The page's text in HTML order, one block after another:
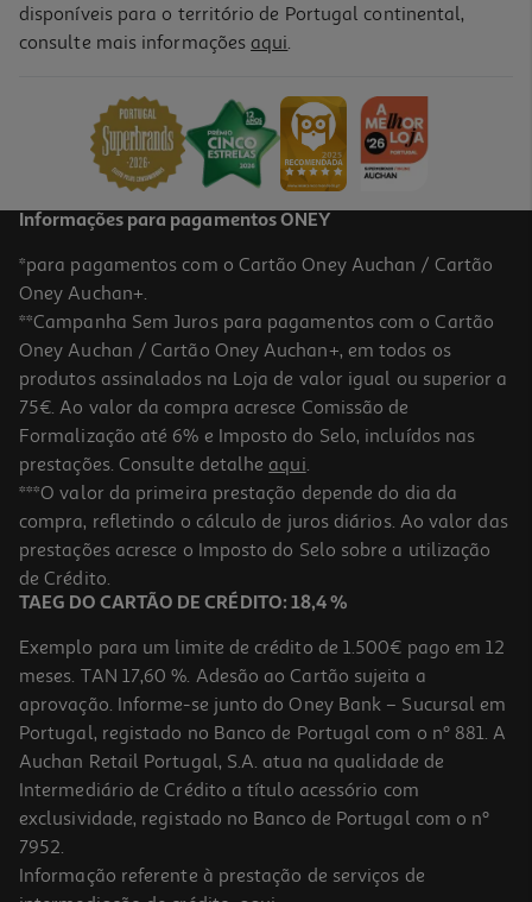
3.4
Máquina De Lavar Loiça Samsung Dw60m6040fs/ec Look Inox 13
479,99 €
4.4
Máquina De Lavar Loiça Whirlpool W7f Hs51 X Inox 15 Conjuntos
Classe B
729.99 €/un
729,99 €
disponíveis para o território de Portugal continental,
consulte mais informações aqui.
Informações para pagamentos ONEY
*para pagamentos com o Cartão Oney Auchan / Cartão
Oney Auchan+.
**Campanha Sem Juros para pagamentos com o Cartão
Oney Auchan / Cartão Oney Auchan+, em todos os
produtos assinalados na Loja de valor igual ou superior a
75€. Ao valor da compra acresce Comissão de
Formalização até 6% e Imposto do Selo, incluídos nas
prestações. Consulte detalhe aqui.
***O valor da primeira prestação depende do dia da
compra, refletindo o cálculo de juros diários. Ao valor das
prestações acresce o Imposto do Selo sobre a utilização
de Crédito.
TAEG DO CARTÃO DE CRÉDITO: 18,4 %
Exemplo para um limite de crédito de 1.500€ pago em 12
meses. TAN 17,60 %. Adesão ao Cartão sujeita a
aprovação. Informe-se junto do Oney Bank – Sucursal em
Portugal, registado no Banco de Portugal com o nº 881. A
Auchan Retail Portugal, S.A. atua na qualidade de
Intermediário de Crédito a título acessório com
exclusividade, registado no Banco de Portugal com o nº
7952.
Informação referente à prestação de serviços de